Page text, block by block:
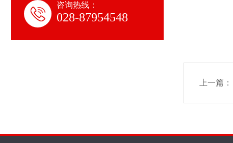
咨询热线：
028-87954548
上一篇：